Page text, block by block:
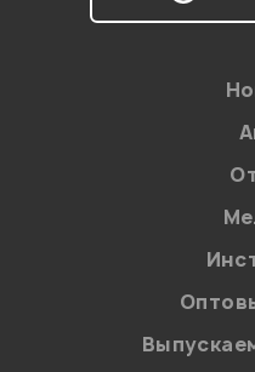
на
персональных данных.
Введите